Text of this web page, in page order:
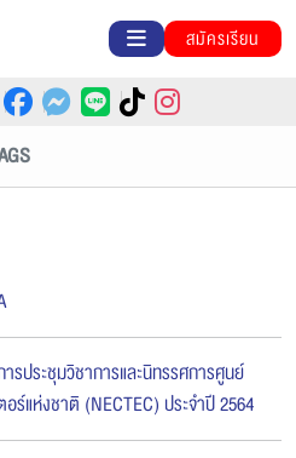
สมัครเรียน
รประชุมวิชาการและนิทรรศการศูนย์
อร์แห่งชาติ (NECTEC) ประจำปี 2564